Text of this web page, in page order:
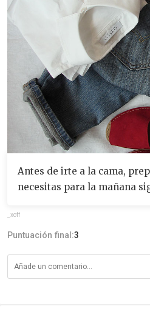
Antes de irte a la cama,
necesitas para la mañana
_xoff
Puntuación final:3